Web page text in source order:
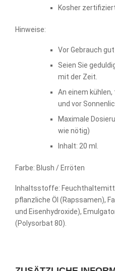
Kosher
Hinweise:
Vor Gebrauch
Seien Sie
mit der Zeit.
An einem
und vor
Maximale
wie nötig)
Inhalt: 20 ml.
Farbe: Blush / Erröten
Inhaltsstoffe:
pflanzliche Öl (Rapssamen),
und Eisenhydroxide),
(Polysorbat 80).